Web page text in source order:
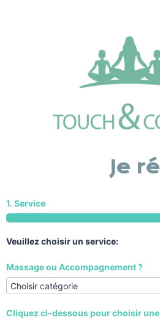
Je
1. Service
Veuillez choisir un service:
Massage ou Accompagnement ?
Cliquez ci-dessous pour choisir